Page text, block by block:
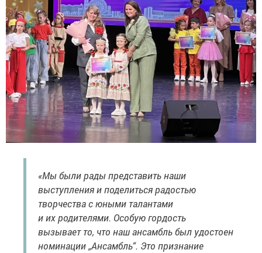
«Мы были рады представить наши
выступления и поделиться радостью
творчества с юными талантами
и их родителями. Особую гордость
вызывает то, что наш ансамбль был удостоен
номинации „Ансамбль“. Это признание